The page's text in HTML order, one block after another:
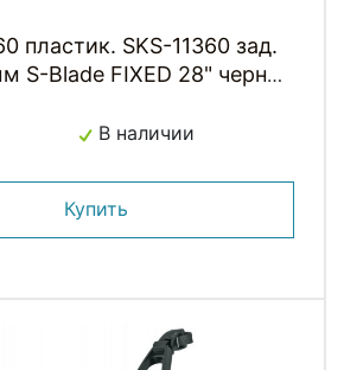
пластик. SKS-11360 зад.
S-Blade FIXED 28" черное
В наличии
Купить